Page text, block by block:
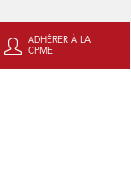
ADHÉRER À LA
CPME